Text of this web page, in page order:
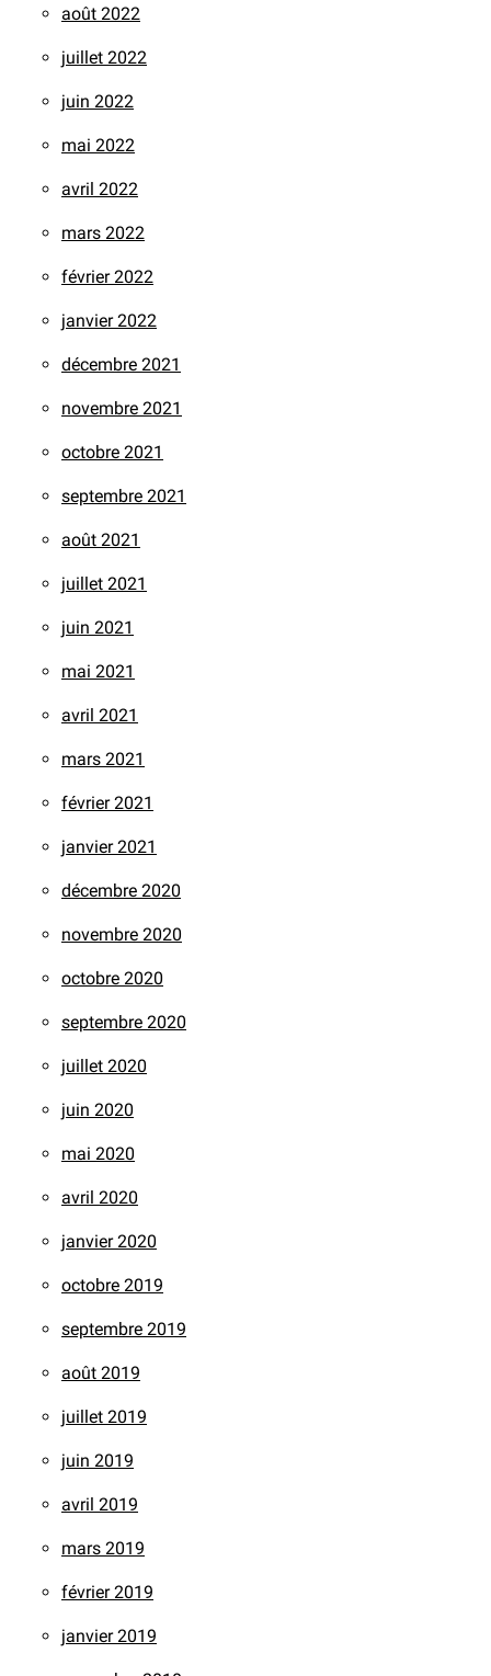
août 2022
juillet 2022
juin 2022
mai 2022
avril 2022
mars 2022
février 2022
janvier 2022
décembre 2021
novembre 2021
octobre 2021
septembre 2021
août 2021
juillet 2021
juin 2021
mai 2021
avril 2021
mars 2021
février 2021
janvier 2021
décembre 2020
novembre 2020
octobre 2020
septembre 2020
juillet 2020
juin 2020
mai 2020
avril 2020
janvier 2020
octobre 2019
septembre 2019
août 2019
juillet 2019
juin 2019
avril 2019
mars 2019
février 2019
janvier 2019